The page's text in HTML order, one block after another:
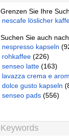
Grenzen Sie Ihre
nescafe löslicher
Suchen Sie auch
nespresso kapseln
rohkaffee (226)
senseo latte (163)
lavazza crema e
dolce gusto kapseln
senseo pads (556)
Keywords